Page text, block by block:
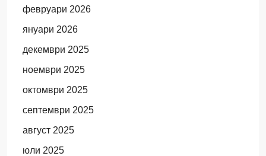
февруари 2026
януари 2026
декември 2025
ноември 2025
октомври 2025
септември 2025
август 2025
юли 2025